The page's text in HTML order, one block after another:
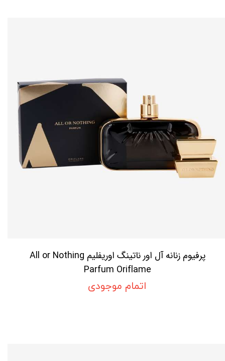
پرفیوم زنانه آل اور ناتینگ اوریفلیم All or Nothing
Parfum Oriflame
اتمام موجودی